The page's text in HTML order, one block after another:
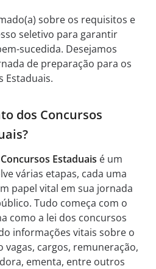
sobre os requisitos e
seletivo para garantir
sucedida. Desejamos
de preparação para os
Estaduais.
dos Concursos
Concursos Estaduais é um
várias etapas, cada uma
papel vital em sua jornada
Tudo começa com o
como a lei dos concursos
informações vitais sobre o
vagas, cargos, remuneração,
ementa, entre outros